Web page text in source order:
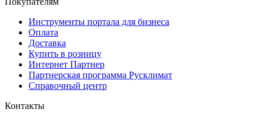
Инструменты портала для бизнеса
Оплата
Доставка
Купить в розницу
Интернет Партнер
Партнерская программа Русклимат
Справочный центр
Контакты